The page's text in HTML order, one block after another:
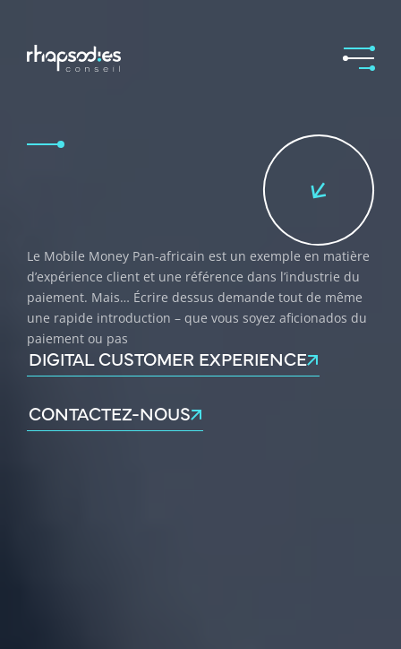
Le Mobile Money Pan-africain est un exemple en matière
d’expérience client et une référence dans l’industrie du
paiement. Mais… Écrire dessus demande tout de même
une rapide introduction – que vous soyez aficionados du
paiement ou pas
DIGITAL CUSTOMER EXPERIENCE
CONTACTEZ-NOUS